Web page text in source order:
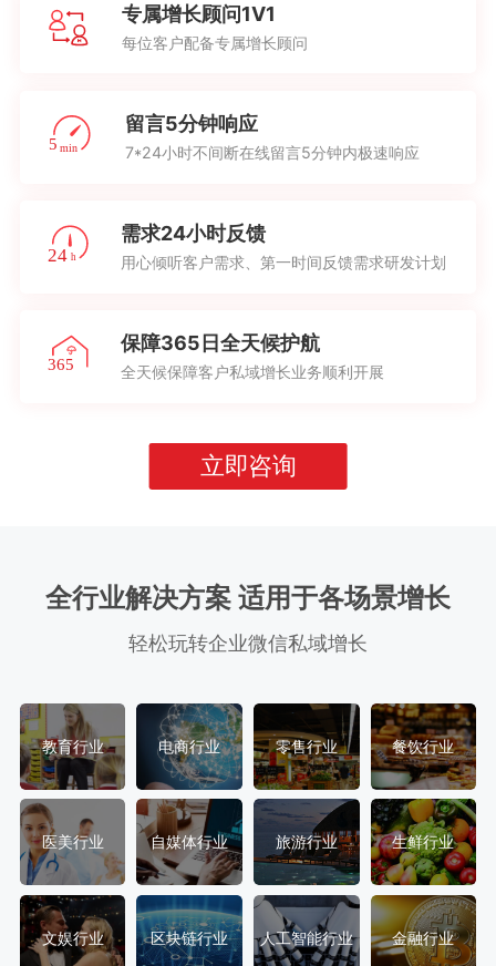
专属增长顾问1V1
每位客户配备专属增长顾问
留言5分钟响应
7*24小时不间断在线留言5分钟内极速响应
需求24小时反馈
用心倾听客户需求、第一时间反馈需求研发计划
保障365日全天候护航
全天候保障客户私域增长业务顺利开展
立即咨询
全行业解决方案 适用于各场景增长
轻松玩转企业微信私域增长
教育行业 电商行业 零售行业 餐饮行业
医美行业 自媒体行业 旅游行业 生鲜行业
文娱行业 区块链行业 人工智能行业 金融行业